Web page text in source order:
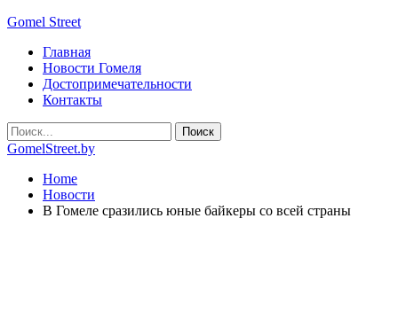
Gomel Street
Главная
Новости Гомеля
Достопримечательности
Контакты
GomelStreet.by
Home
Новости
В Гомеле сразились юные байкеры со всей страны